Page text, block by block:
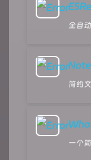
全自
Note
简约
一个